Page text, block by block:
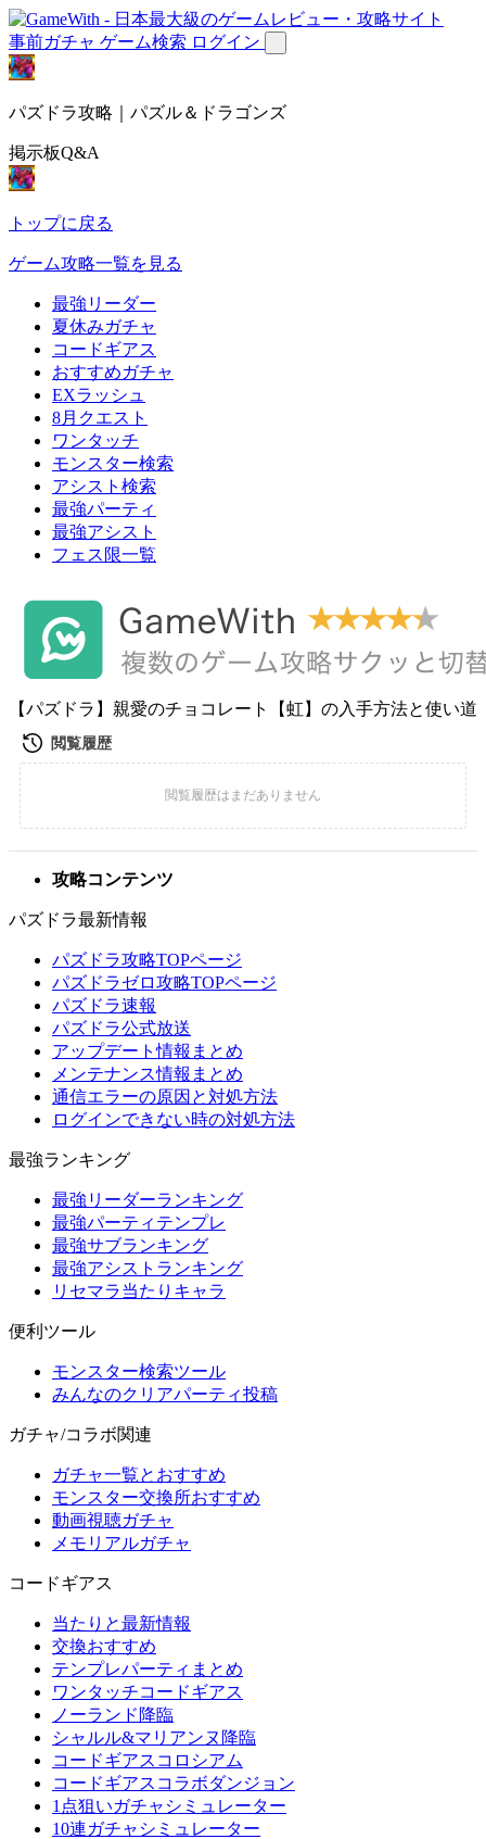
事前ガチャ ゲーム検索 ログイン
パズドラ攻略｜パズル＆ドラゴンズ
掲示板Q&A
トップに戻る
ゲーム攻略一覧を見る
最強リーダー
夏休みガチャ
コードギアス
おすすめガチャ
EXラッシュ
8月クエスト
ワンタッチ
モンスター検索
アシスト検索
最強パーティ
最強アシスト
フェス限一覧
【パズドラ】親愛のチョコレート【虹】の入手方法と使い道
攻略コンテンツ
パズドラ最新情報
パズドラ攻略TOPページ
パズドラゼロ攻略TOPページ
パズドラ速報
パズドラ公式放送
アップデート情報まとめ
メンテナンス情報まとめ
通信エラーの原因と対処方法
ログインできない時の対処方法
最強ランキング
最強リーダーランキング
最強パーティテンプレ
最強サブランキング
最強アシストランキング
リセマラ当たりキャラ
便利ツール
モンスター検索ツール
みんなのクリアパーティ投稿
ガチャ/コラボ関連
ガチャ一覧とおすすめ
モンスター交換所おすすめ
動画視聴ガチャ
メモリアルガチャ
コードギアス
当たりと最新情報
交換おすすめ
テンプレパーティまとめ
ワンタッチコードギアス
ノーランド降臨
シャルル&マリアンヌ降臨
コードギアスコロシアム
コードギアスコラボダンジョン
1点狙いガチャシミュレーター
10連ガチャシミュレーター